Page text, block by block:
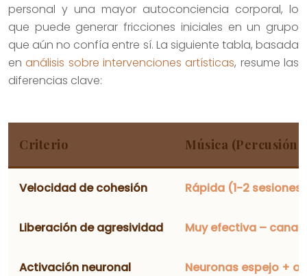
personal y una mayor autoconciencia corporal, lo
que puede generar fricciones iniciales en un grupo
que aún no confía entre sí. La siguiente tabla, basada
enanálisis sobre intervenciones artísticas, resume las
diferencias clave:
Criterio Música (Percusión
Velocidad de cohesión Rápida (1-2 sesiones)
Liberación de agresividad Muy efectiva –
Activación neuronal Neuronas espejo +